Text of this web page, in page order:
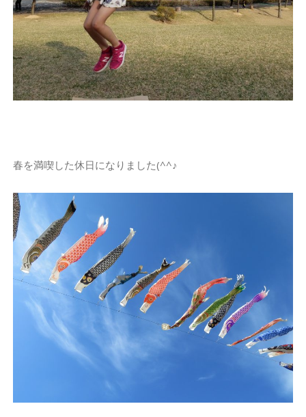
春を満喫した休日になりました(^^♪